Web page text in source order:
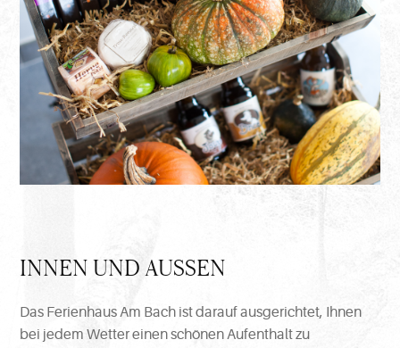
INNEN UND AUSSEN
Das Ferienhaus Am Bach ist darauf ausgerichtet, Ihnen
bei jedem Wetter einen schönen Aufenthalt zu